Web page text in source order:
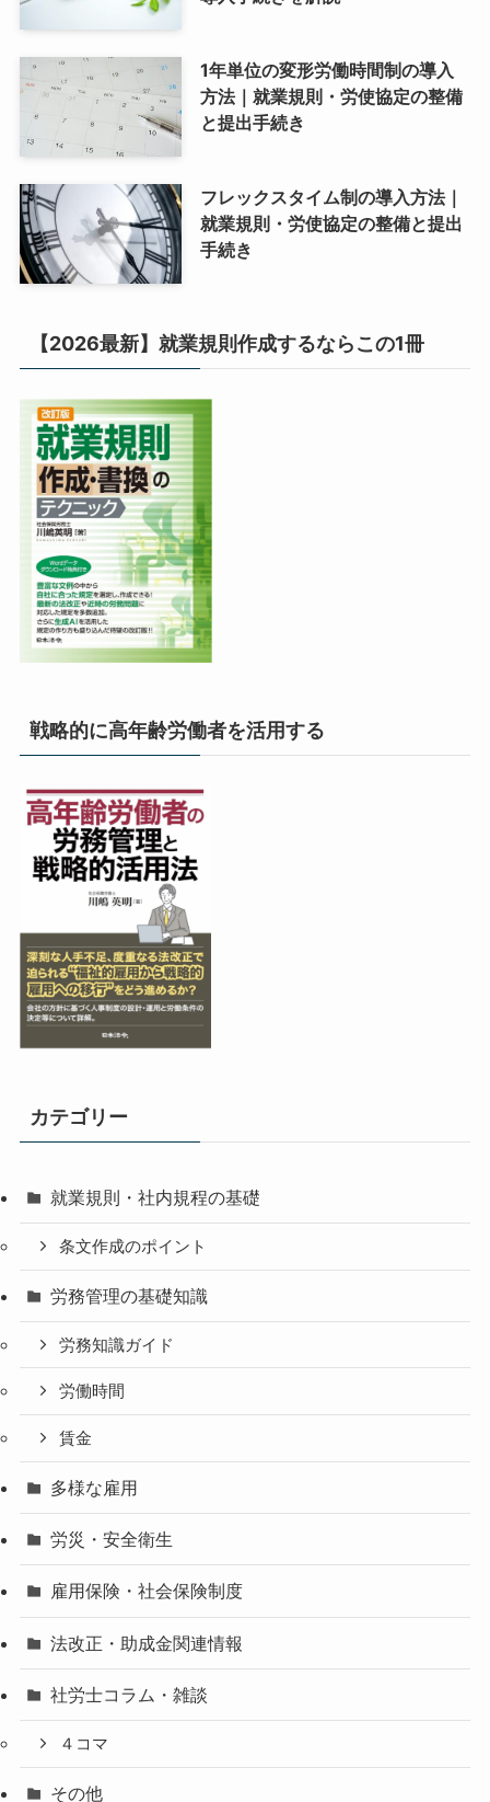
1年単位の変形労働時間制の導入
方法｜就業規則・労使協定の整備
と提出手続き
フレックスタイム制の導入方法｜
就業規則・労使協定の整備と提出
手続き
【2026最新】就業規則作成するならこの1冊
戦略的に高年齢労働者を活用する
カテゴリー
就業規則・社内規程の基礎
条文作成のポイント
労務管理の基礎知識
労務知識ガイド
労働時間
賃金
多様な雇用
労災・安全衛生
雇用保険・社会保険制度
法改正・助成金関連情報
社労士コラム・雑談
４コマ
その他